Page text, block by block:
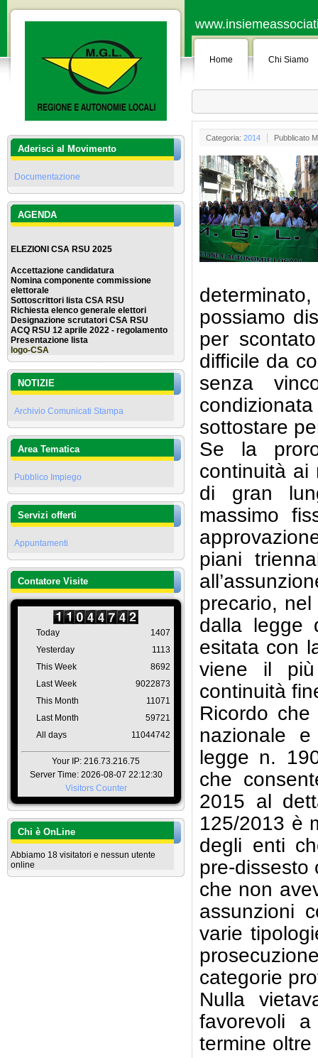
Aderisci al Movimento
Documentazione
AGENDA
ELEZIONI CSA RSU 2025
Accettazione candidatura
Nomina componente commissione
elettorale
Sottoscrittori lista CSA RSU
Richiesta elenco generale elettori
Designazione scrutatori CSA RSU
ACQ RSU 12 aprile 2022 - regolamento
Presentazione lista
logo-CSA
NOTIZIE
Archivio Comunicati Stampa
Area Tematica
Pubblico Impiego
Servizi offerti
Appuntamenti
Contatore Visite
Today
Yesterday
This Week
Last Week
This Month
Last Month
All days
1407
1113
8692
9022873
11071
59721
11044742
Your IP: 216.73.216.75
Server Time: 2026-08-07 22:12:30
Visitors Counter
Chi è OnLine
Abbiamo 18 visitatori e nessun utente
online
Home Chi Siamo
Categoria: 2014 Pubblicato
possiamo
per
difficile da
senza
sottostare
Se la
continuità ai
di gran
massimo
piani
precario,
dalla legge
esitata con
viene il più
continuità
Ricordo
nazionale
legge n.
che
2015 al
125/2013 è
degli enti
pre-dissesto
che non
assunzioni
varie
categorie
Nulla
favorevoli
termine